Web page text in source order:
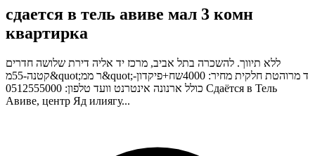
сдается в тель авиве мал 3 комн
квартирка
ללא תיווך. להשכרה בתל אביב, מרכז יד אליה דירת שלושה חדרים
קטנה-55מ&quot;ר ממ&quot;ד מרוהטת חלקית מחיר: 4000שח+פיקדון-
כולל ארנונה אינטרנט וועד טלפון: 0512555000 Сдаётся в Тель
Авиве, центр Яд илиягу...